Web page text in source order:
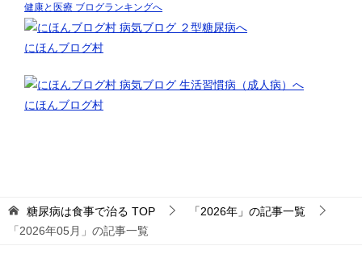
健康と医療 ブログランキングへ
にほんブログ村
にほんブログ村
糖尿病は食事で治る TOP
「2026年」の記事一覧
「2026年05月」の記事一覧